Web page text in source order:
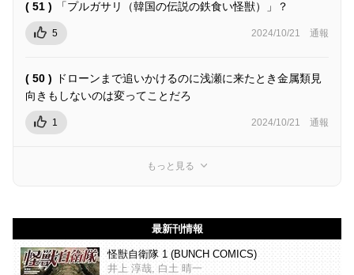
( 51 ) 「プルガサリ（韓国の伝説の鉄食い怪獣）」？
5 2024/10/21 通報
( 50 )
ドローンまで追いかけるのに浅瀬に来たとき金属類見
向きもしないのは変ってことだろ
1 2024/10/21 通報
もっと見る
最新刊情報
怪獣自衛隊 1 (BUNCH COMICS)
井上 淳哉, 白土 晴一